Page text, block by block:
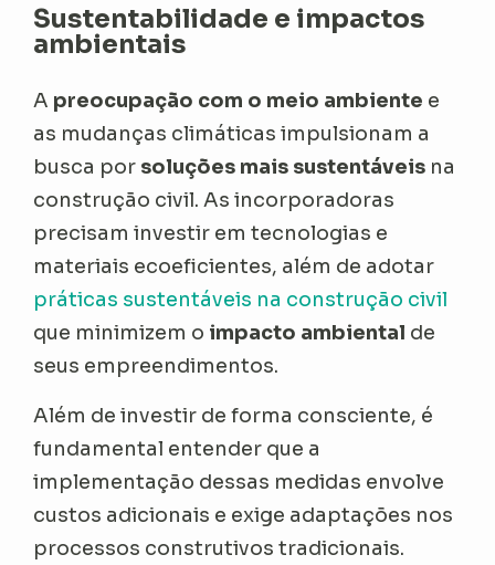
Sustentabilidade e impactos
ambientais
A preocupação com o meio ambiente e
as mudanças climáticas impulsionam a
busca por soluções mais sustentáveis na
construção civil. As incorporadoras
precisam investir em tecnologias e
materiais ecoeficientes, além de adotar
práticas sustentáveis na construção civil
que minimizem o impacto ambiental de
seus empreendimentos.
Além de investir de forma consciente, é
fundamental entender que a
implementação dessas medidas envolve
custos adicionais e exige adaptações nos
processos construtivos tradicionais.